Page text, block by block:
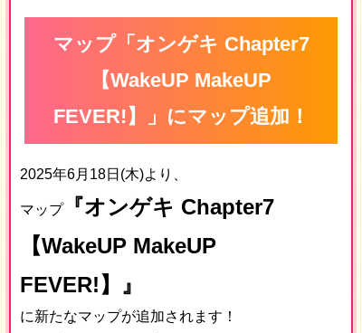
マップ「オンゲキ Chapter7
【WakeUP MakeUP
FEVER!】」にマップ追加！
2025年6月18日(木)より、
マップ『オンゲキ Chapter7
【WakeUP MakeUP
FEVER!】』
に新たなマップが追加されます！